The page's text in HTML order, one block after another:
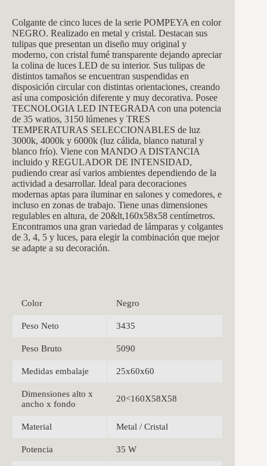
Colgante de cinco luces de la serie POMPEYA en color
NEGRO. Realizado en metal y cristal. Destacan sus
tulipas que presentan un diseño muy original y
moderno, con cristal fumé transparente dejando apreciar
la colina de luces LED de su interior. Sus tulipas de
distintos tamaños se encuentran suspendidas en
disposición circular con distintas orientaciones, creando
así una composición diferente y muy decorativa. Posee
TECNOLOGIA LED INTEGRADA con una potencia
de 35 watios, 3150 lúmenes y TRES
TEMPERATURAS SELECCIONABLES de luz
3000k, 4000k y 6000k (luz cálida, blanco natural y
blanco frío). Viene con MANDO A DISTANCIA
incluido y REGULADOR DE INTENSIDAD,
pudiendo crear así varios ambientes dependiendo de la
actividad a desarrollar. Ideal para decoraciones
modernas aptas para iluminar en salones y comedores, e
incluso en zonas de trabajo. Tiene unas dimensiones
regulables en altura, de 20&lt,160x58x58 centímetros.
Encontramos una gran variedad de lámparas y colgantes
de 3, 4, 5 y luces, para elegir la combinación que mejor
se adapte a su decoración.
Color Negro
Peso Neto 3435
Peso Bruto 5090
Medidas embalaje 25x60x60
Dimensiones alto x
ancho x fondo
20<160X58X58
Material Metal / Cristal
Potencia 35 W